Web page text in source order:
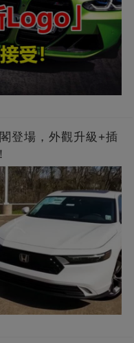
登場，外觀升級+插